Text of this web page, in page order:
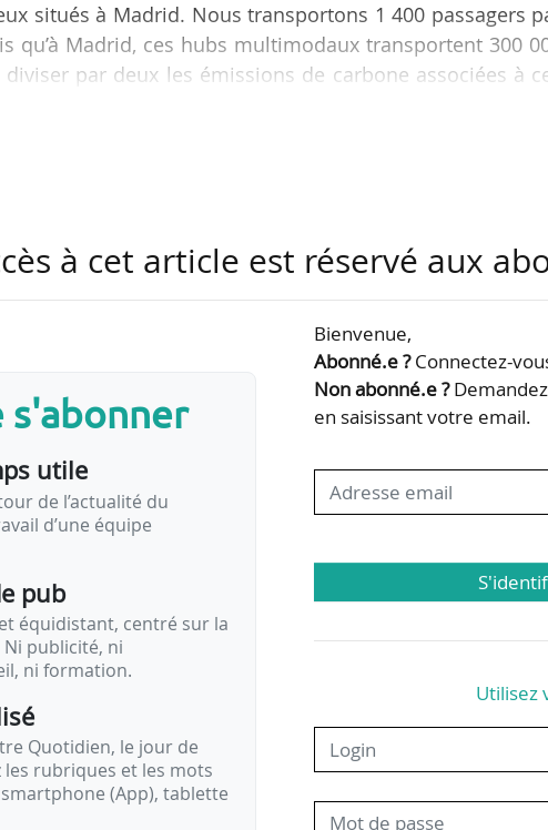
situés à Madrid. Nous transportons 1 400 passagers
qu’à Madrid, ces hubs multimodaux transportent 300
par deux les émissions de carbone associées à
Il s’agit des dépenses 2012-2021 dans le cadre
à cet article est réservé aux
s'abonner
utile
de l’actualité du
d’une équipe
pub
équidistant, centré sur la
publicité, ni
ni formation.
Quotidien, le jour de
les rubriques et les mots
(App), tablette
Bienvenue,
Abonné.e ?Connectez-
Non abonné.e ?
en saisissant votre email.
Utilisez